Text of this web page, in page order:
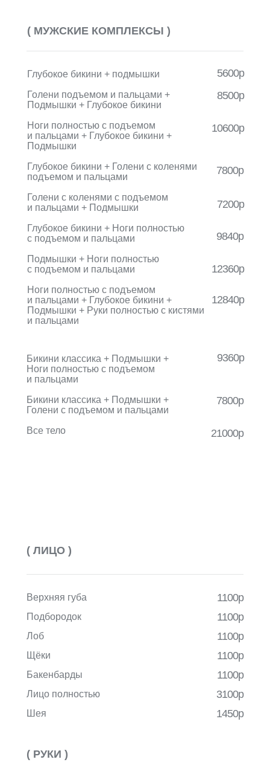
( МУЖСКИЕ КОМПЛЕКСЫ )
* мини зоны к комплексу - 880 р (женский прайс)
* мини зоны к комплексу - 1050 р (мужской прайс)
Глубокое бикини + подмышки
Голени подъемом и пальцами +
Подмышки + Глубокое бикини
Ноги полностью с подъемом
и пальцами + Глубокое бикини +
Подмышки
Глубокое бикини + Голени с коленями
подъемом и пальцами
Голени с коленями с подъемом
и пальцами + Подмышки
Глубокое бикини + Ноги полностью
с подъемом и пальцами
Подмышки + Ноги полностью
с подъемом и пальцами
Ноги полностью с подъемом
и пальцами + Глубокое бикини +
Подмышки + Руки полностью с кистями
и пальцами
5600р
Бикини классика + Подмышки +
Ноги полностью с подъемом
и пальцами
Бикини классика + Подмышки +
Голени с подъемом и пальцами
Все тело
9360р
8500р
9840р
12840р
12360р
10600р
7800р
7200р
21000р
7800р
( РУКИ )
( ЛИЦО )
Верхняя губа
Подбородок
Лоб
Щёки
Бакенбарды
Лицо полностью
Шея
1100р
1450р
3100р
1100р
1100р
1100р
1100р